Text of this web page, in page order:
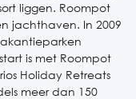
liggen. Roompot
jachthaven. In 2009
is met Roompot
Holiday Retreats
meer dan 150